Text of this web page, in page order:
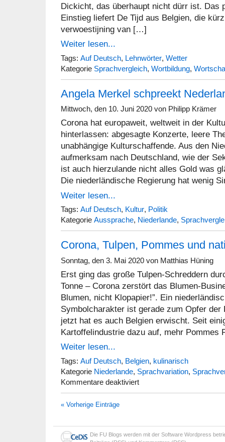
Dickicht, das überhaupt nicht dürr ist. Das
Einstieg liefert De Tijd aus Belgien, die
verwoestijning van […]
Weiter lesen...
Tags: Auf Deutsch, Lehnwörter, Wetter
Kategorie Sprachvergleich, Wortbildung,
Angela Merkel schpreekt
Mittwoch, den 10. Juni 2020 von Philipp Krämer
Corona hat europaweit, weltweit in der
hinterlassen: abgesagte Konzerte, leere
unabhängige Kulturschaffende. Aus den
aufmerksam nach Deutschland, wie der
ist auch hierzulande nicht alles Gold was
Die niederländische Regierung hat wenig
Weiter lesen...
Tags: Auf Deutsch, Kultur, Politik
Kategorie Aussprache, Niederlande,
Corona, Tulpen, Pommes und
Sonntag, den 3. Mai 2020 von Matthias Hüning
Erst ging das große Tulpen-Schreddern
Tonne – Corona zerstört das Blumen-
Blumen, nicht Klopapier!”. Ein
Symbolcharakter ist gerade zum Opfer der
jetzt hat es auch Belgien erwischt. Seit
Kartoffelindustrie dazu auf, mehr
Weiter lesen...
Tags: Auf Deutsch, Belgien, kulinarisch
Kategorie Niederlande, Sprachvariation,
Kommentare deaktiviertfür
« Vorherige Einträge
Die FU Blogs werden mit der Software Wordpress